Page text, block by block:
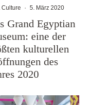
Culture · 5. März 2020
Grand Egyptian
eine der
kulturellen
des
2020